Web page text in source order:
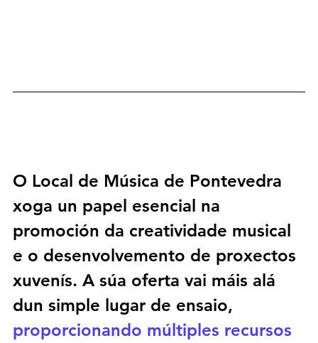
O Local de Música de Pontevedra
xoga un papel esencial na
promoción da creatividade musical
e o desenvolvemento de proxectos
xuvenís. A súa oferta vai máis alá
dun simple lugar de ensaio,
proporcionando múltiples recursos